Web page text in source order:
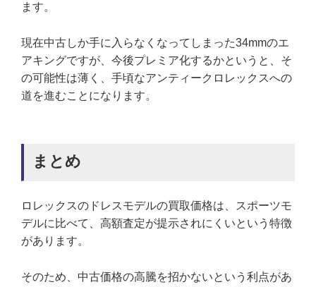
ます。
現在中古しか手に入らなくなってしまった34mmのエ
アキングですが、今後プレミア化するかというと、そ
の可能性は薄く、手頃なアンティークロレックスへの
道を進むことになります。
まとめ
ロレックスのドレスモデルの買取価格は、スポーツモ
デルに比べて、高額査定が提示されにくいという特徴
があります。
そのため、中古価格の高騰を招かないという利点があ